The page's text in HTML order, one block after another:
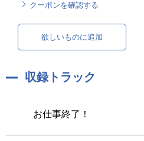
クーポンを確認する
欲しいものに追加
収録トラック
お仕事終了！